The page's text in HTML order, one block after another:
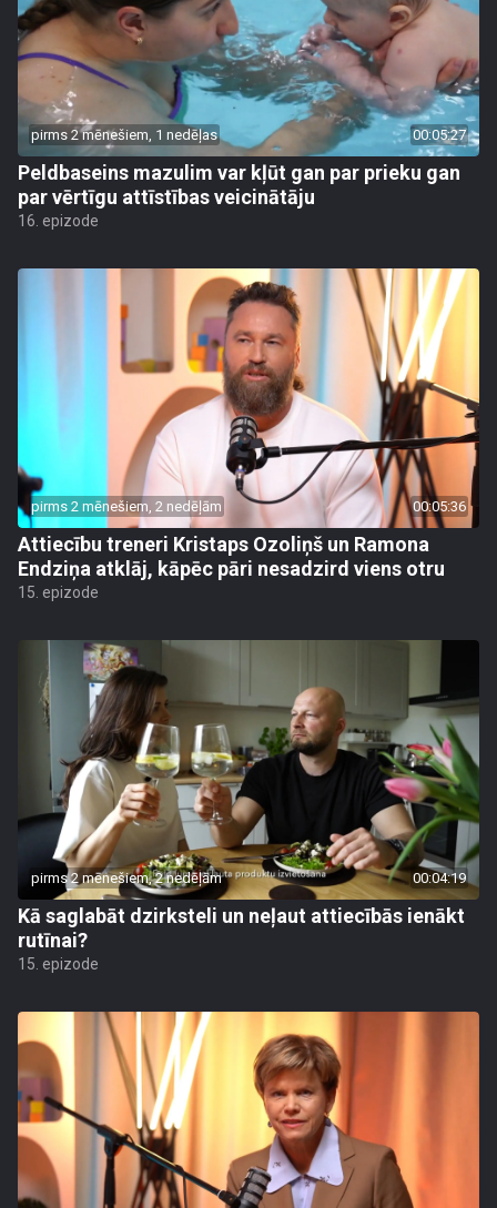
pirms 2 mēnešiem, 1 nedēļas 00:05:27
Peldbaseins mazulim var kļūt gan par prieku gan
par vērtīgu attīstības veicinātāju
16. epizode
pirms 2 mēnešiem, 2 nedēļām 00:05:36
Attiecību treneri Kristaps Ozoliņš un Ramona
Endziņa atklāj, kāpēc pāri nesadzird viens otru
15. epizode
pirms 2 mēnešiem, 2 nedēļām 00:04:19
Kā saglabāt dzirksteli un neļaut attiecībās ienākt
rutīnai?
15. epizode